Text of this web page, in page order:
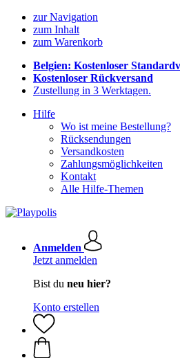
zur Navigation
zum Inhalt
zum Warenkorb
Belgien: Kostenloser
Kostenloser Rückversand
Zustellung in 3 Werktagen.
Hilfe
Wo ist meine Bestellung?
Rücksendungen
Versandkosten
Zahlungsmöglichkeiten
Kontakt
Alle Hilfe-Themen
Anmelden
Jetzt anmelden
Bist du neu hier?
Konto erstellen